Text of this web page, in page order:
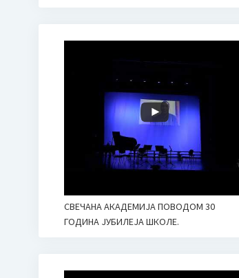
СВЕЧАНА АКАДЕМИЈА ПОВОДОМ 30
ГОДИНА ЈУБИЛЕЈА ШКОЛЕ.